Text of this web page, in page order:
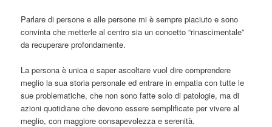
Parlare di persone e alle persone mi è sempre piaciuto e sono
convinta che metterle al centro sia un concetto “rinascimentale”
da recuperare profondamente.
La persona è unica e saper ascoltare vuol dire comprendere
meglio la sua storia personale ed entrare in empatia con tutte le
sue problematiche, che non sono fatte solo di patologie, ma di
azioni quotidiane che devono essere semplificate per vivere al
meglio, con maggiore consapevolezza e serenità.